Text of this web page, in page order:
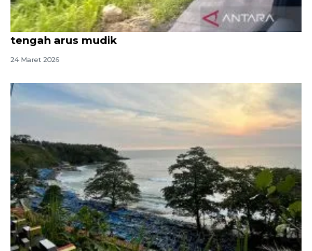
Menelusuri kembali Jalur Pantura, jejak lama di
tengah arus mudik
24 Maret 2026